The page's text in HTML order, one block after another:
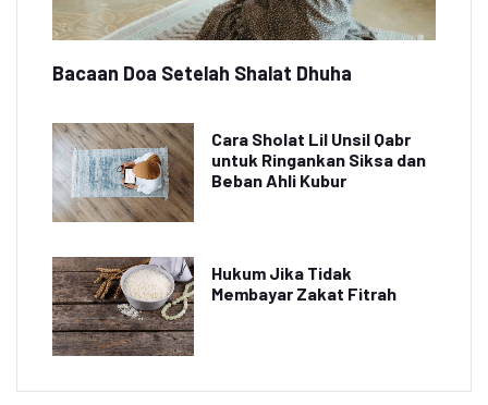
Bacaan Doa Setelah Shalat Dhuha
Cara Sholat Lil Unsil Qabr
untuk Ringankan Siksa dan
Beban Ahli Kubur
Hukum Jika Tidak
Membayar Zakat Fitrah